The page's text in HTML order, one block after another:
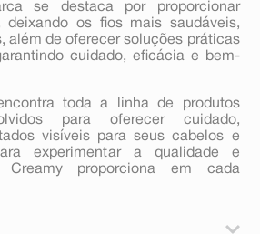
se destaca por proporcionar
deixando os fios mais saudáveis,
além de oferecer soluções práticas
cuidado, eficácia e bem-
toda a linha de produtos
para oferecer cuidado,
visíveis para seus cabelos e
experimentar a qualidade e
proporciona em cada